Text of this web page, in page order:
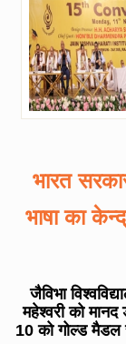
भारत
भाषा का
जैविभा
महेश्वरी को
10 को गोल्ड मैडल